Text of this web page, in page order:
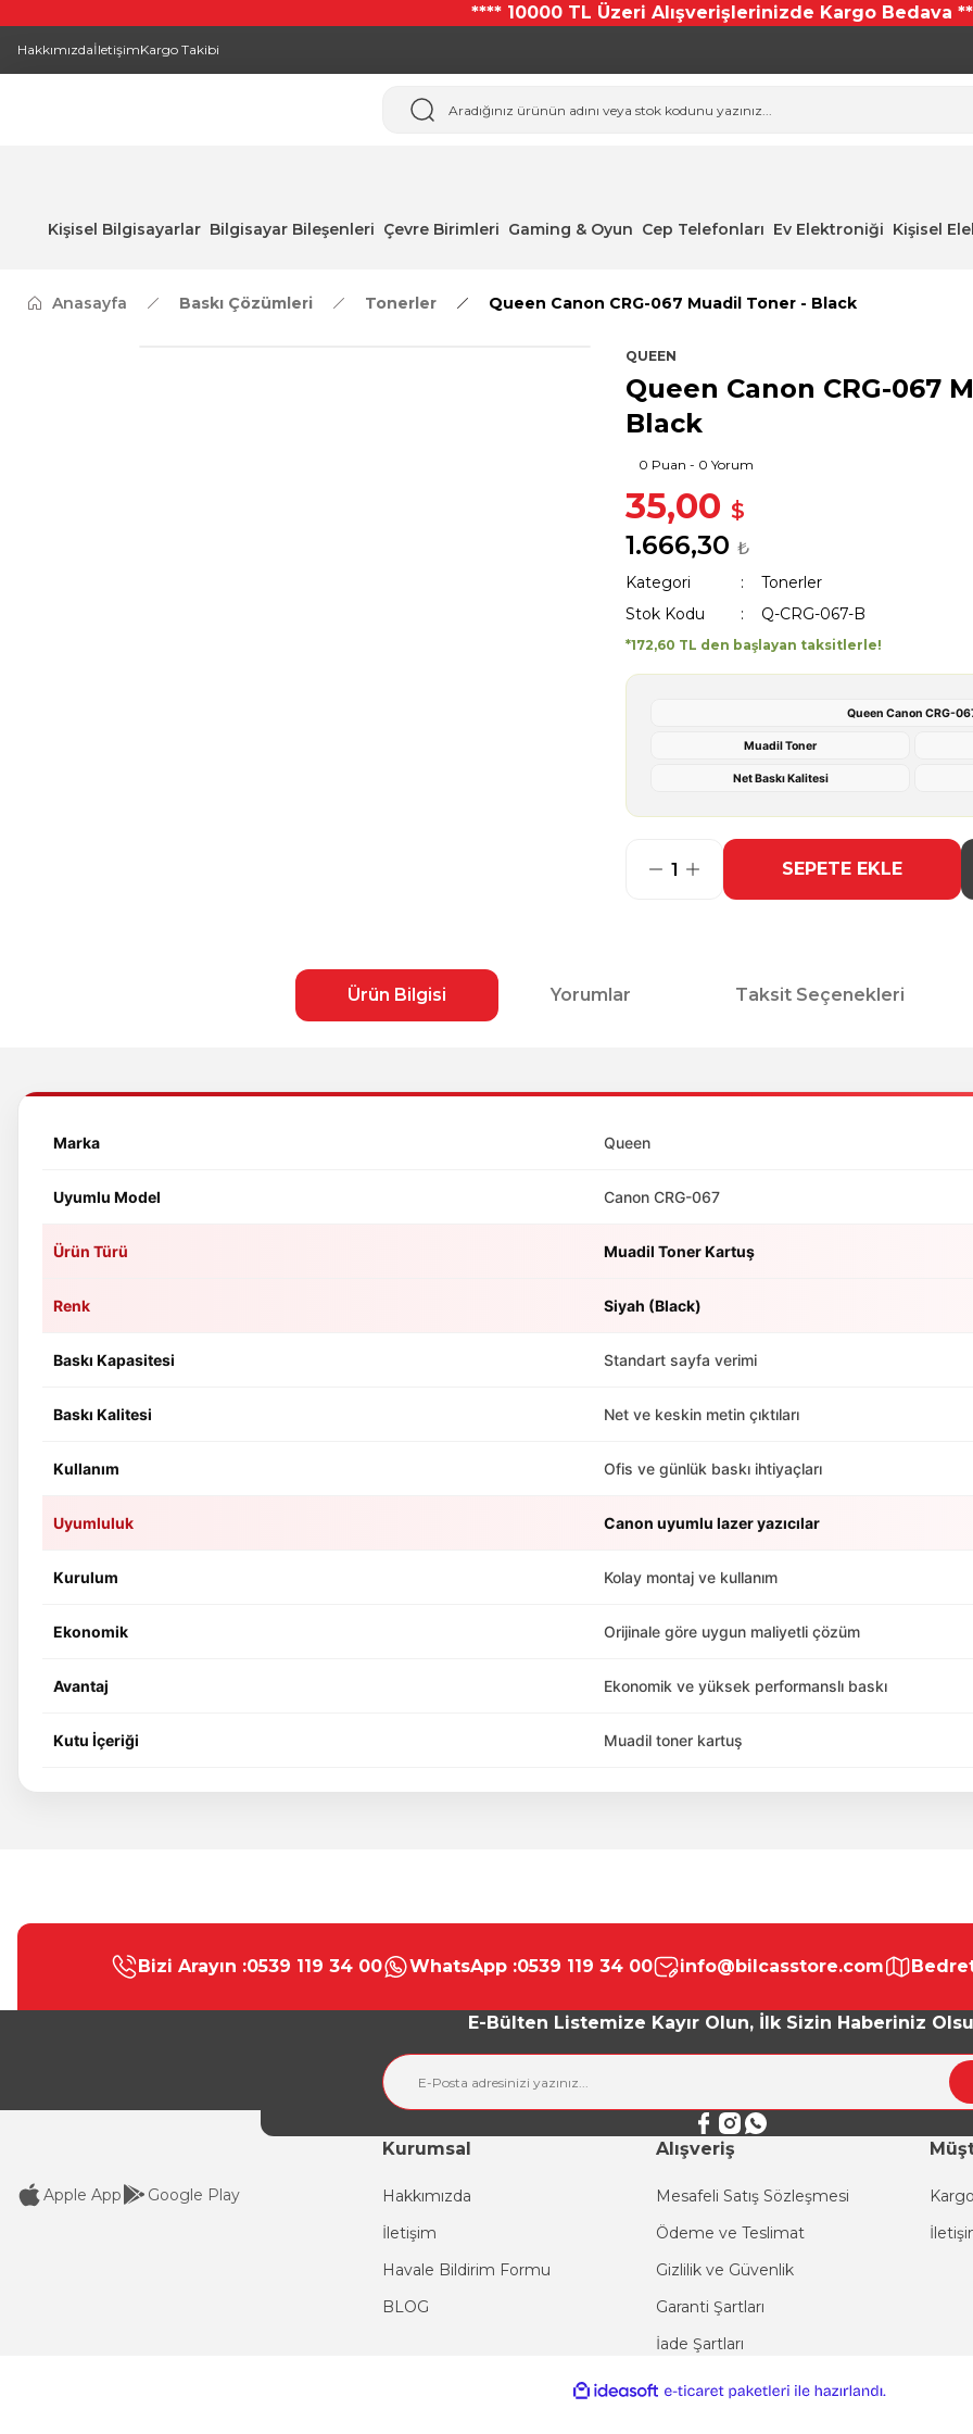
**** 10000 TL Üzeri Alışverişlerinizde Kargo Bedava
HakkımızdaİletişimKargo Takibi
Kişisel Bilgisayarlar Bilgisayar Bileşenleri Çevre Birimleri Gaming & Oyun Cep Telefonları Ev Elektroniği Kişisel
Anasayfa Baskı Çözümleri Tonerler Queen Canon CRG-067 Muadil Toner - Black
QUEEN
Queen Canon CRG-067
Black
0 Puan - 0 Yorum
35,00 $
1.666,30 ₺
Kategori
Tonerler
Stok Kodu
Q-CRG-067-B
*172,60 TL den başlayan taksitlerle!
Queen Canon CRG-
Muadil Toner
Net Baskı Kalitesi
SEPETE EKLE
Ürün Bilgisi Yorumlar Taksit Seçenekleri
Marka Queen
Uyumlu Model Canon CRG-067
Ürün Türü Muadil Toner Kartuş
Renk Siyah (Black)
Baskı Kapasitesi Standart sayfa verimi
Baskı Kalitesi Net ve keskin metin çıktıları
Kullanım Ofis ve günlük baskı ihtiyaçları
Uyumluluk Canon uyumlu lazer yazıcılar
Kurulum Kolay montaj ve kullanım
Ekonomik Orijinale göre uygun maliyetli çözüm
Avantaj Ekonomik ve yüksek performanslı baskı
Kutu İçeriği Muadil toner kartuş
Görüş ve önerileriniz için teşekkür ederiz.
Ürün resmi kalitesiz, bozuk veya görüntülenemiyor.
Ürün açıklamasında eksik bilgiler bulunuyor.
Gönder
Bizi Arayın :0539 119 34 00 WhatsApp :0539 119 34 00 info@bilcasstore.com
E-Bülten Listemize Kayır Olun, İlk Sizin Haberiniz
Apple App Google Play
Kurumsal
Hakkımızda
İletişim
Havale Bildirim Formu
BLOG
Alışveriş
Mesafeli Satış Sözleşmesi
Ödeme ve Teslimat
Gizlilik ve Güvenlik
Garanti Şartları
İade Şartları
ideasoft
e-